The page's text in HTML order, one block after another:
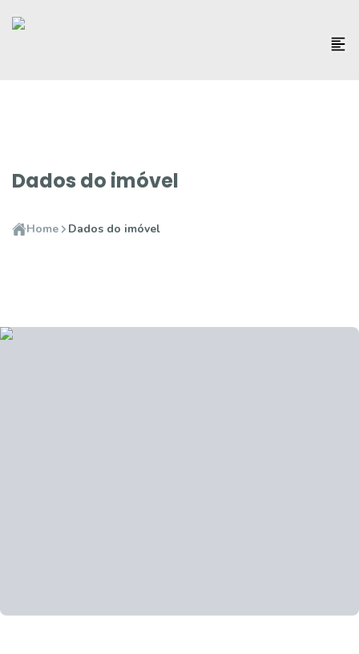
Dados do imóvel
Home Dados do imóvel